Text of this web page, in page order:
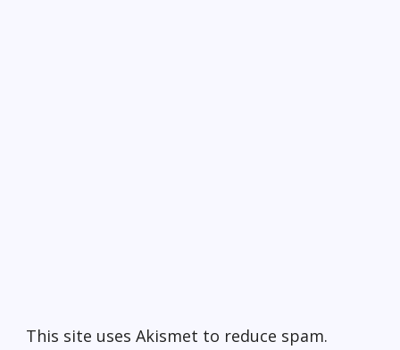
This site uses Akismet to reduce spam.